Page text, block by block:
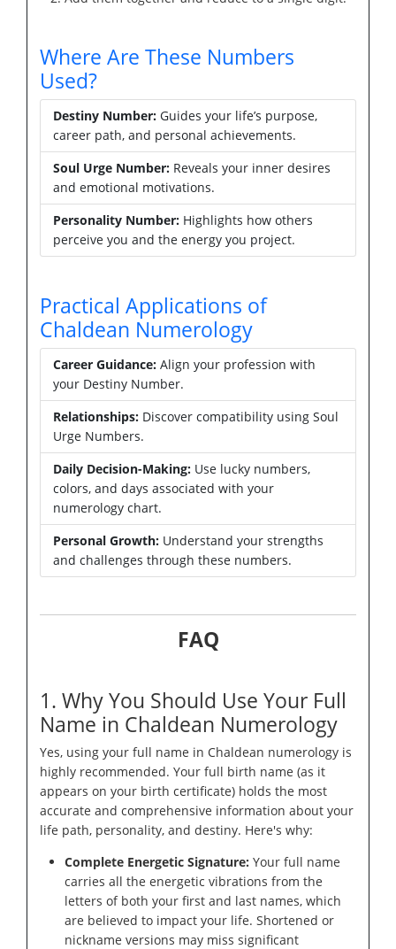
Where Are These Numbers
Used?
Destiny Number: Guides your life’s purpose,
career path, and personal achievements.
Soul Urge Number: Reveals your inner desires
and emotional motivations.
Personality Number: Highlights how others
perceive you and the energy you project.
Practical Applications of
Chaldean Numerology
Career Guidance: Align your profession with
your Destiny Number.
Relationships: Discover compatibility using Soul
Urge Numbers.
Daily Decision-Making: Use lucky numbers,
colors, and days associated with your
numerology chart.
Personal Growth: Understand your strengths
and challenges through these numbers.
FAQ
1. Why You Should Use Your Full
Name in Chaldean Numerology
Yes, using your full name in Chaldean numerology is
highly recommended. Your full birth name (as it
appears on your birth certificate) holds the most
accurate and comprehensive information about your
life path, personality, and destiny. Here's why:
Complete Energetic Signature: Your full name
carries all the energetic vibrations from the
letters of both your first and last names, which
are believed to impact your life. Shortened or
nickname versions may miss significant